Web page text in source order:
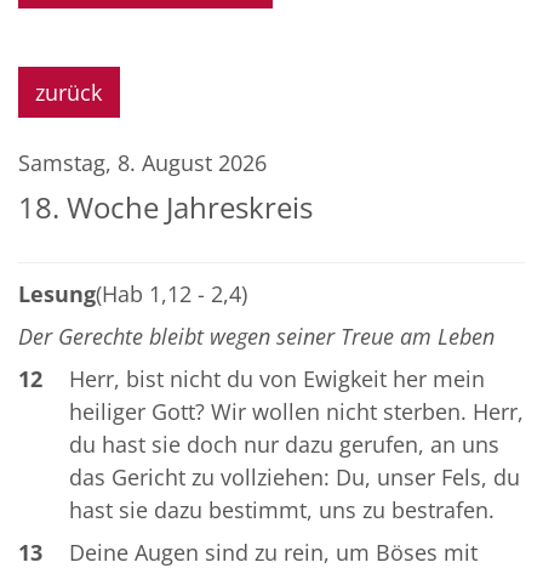
zurück
Samstag, 8. August 2026
18. Woche Jahreskreis
Lesung(Hab 1,12 - 2,4)
Der Gerechte bleibt wegen seiner Treue am Leben
12
Herr, bist nicht du von Ewigkeit her mein
heiliger Gott? Wir wollen nicht sterben. Herr,
du hast sie doch nur dazu gerufen, an uns
das Gericht zu vollziehen: Du, unser Fels, du
hast sie dazu bestimmt, uns zu bestrafen.
13
Deine Augen sind zu rein, um Böses mit